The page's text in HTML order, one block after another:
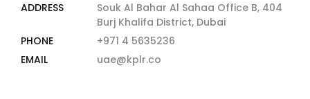
ADDRESS
Souk Al Bahar Al Sahaa Office B, 404
Burj Khalifa District, Dubai
PHONE
+971 4 5635236
EMAIL
uae@kplr.co